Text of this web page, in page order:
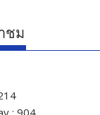
ชม
: 904